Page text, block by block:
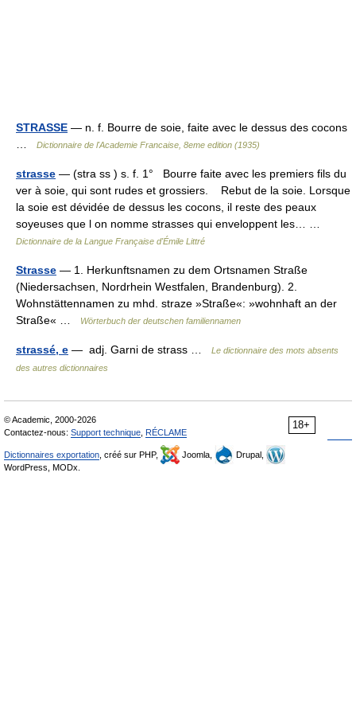
STRASSE — n. f. Bourre de soie, faite avec le dessus des cocons
Dictionnaire de l'Academie Francaise, 8eme edition (1935)
strasse — (stra ss ) s. f. 1° Bourre faite avec les premiers fils du
ver à soie, qui sont rudes et grossiers. Rebut de la soie. Lorsque
la soie est dévidée de dessus les cocons, il reste des peaux
soyeuses que l on nomme strasses qui enveloppent les… …
Dictionnaire de la Langue Française d'Émile Littré
Strasse — 1. Herkunftsnamen zu dem Ortsnamen Straße
(Niedersachsen, Nordrhein Westfalen, Brandenburg). 2.
Wohnstättennamen zu mhd. straze »Straße«: »wohnhaft an der
Straße« …
Wörterbuch der deutschen familiennamen
strassé, e — adj. Garni de strass …
Le dictionnaire des mots absents
des autres dictionnaires
18+
© Academic, 2000-2026
Contactez-nous: Support technique RÉCLAME
Dictionnaires exportation , créé sur PHP, Joomla,
Drupal,
WordPress, MODx.